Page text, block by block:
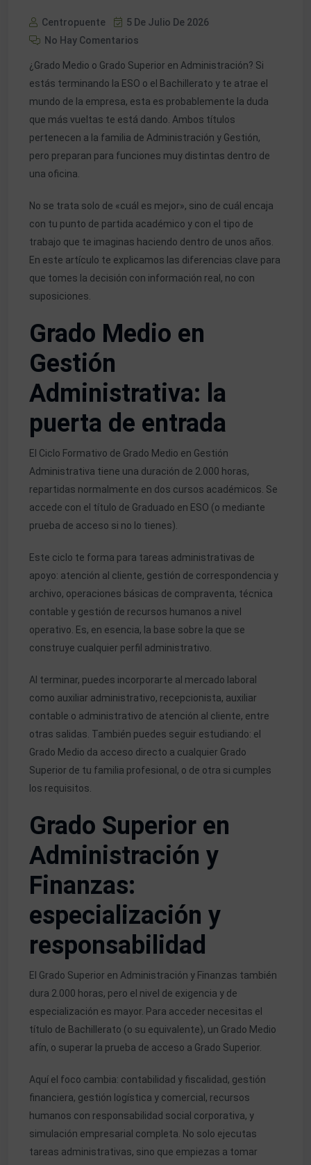
Centropuente
5 De Julio De 2026
No Hay Comentarios
¿Grado Medio o Grado Superior en Administración? Si
estás terminando la ESO o el Bachillerato y te atrae el
mundo de la empresa, esta es probablemente la duda
que más vueltas te está dando. Ambos títulos
pertenecen a la familia de Administración y Gestión,
pero preparan para funciones muy distintas dentro de
una oficina.
No se trata solo de «cuál es mejor», sino de cuál encaja
con tu punto de partida académico y con el tipo de
trabajo que te imaginas haciendo dentro de unos años.
En este artículo te explicamos las diferencias clave para
que tomes la decisión con información real, no con
suposiciones.
Grado Medio en
Gestión
Administrativa: la
puerta de entrada
El Ciclo Formativo de Grado Medio en Gestión
Administrativa tiene una duración de 2.000 horas,
repartidas normalmente en dos cursos académicos. Se
accede con el título de Graduado en ESO (o mediante
prueba de acceso si no lo tienes).
Este ciclo te forma para tareas administrativas de
apoyo: atención al cliente, gestión de correspondencia y
archivo, operaciones básicas de compraventa, técnica
contable y gestión de recursos humanos a nivel
operativo. Es, en esencia, la base sobre la que se
construye cualquier perfil administrativo.
Al terminar, puedes incorporarte al mercado laboral
como auxiliar administrativo, recepcionista, auxiliar
contable o administrativo de atención al cliente, entre
otras salidas. También puedes seguir estudiando: el
Grado Medio da acceso directo a cualquier Grado
Superior de tu familia profesional, o de otra si cumples
los requisitos.
Grado Superior en
Administración y
Finanzas:
especialización y
responsabilidad
El Grado Superior en Administración y Finanzas también
dura 2.000 horas, pero el nivel de exigencia y de
especialización es mayor. Para acceder necesitas el
título de Bachillerato (o su equivalente), un Grado Medio
afín, o superar la prueba de acceso a Grado Superior.
Aquí el foco cambia: contabilidad y fiscalidad, gestión
financiera, gestión logística y comercial, recursos
humanos con responsabilidad social corporativa, y
simulación empresarial completa. No solo ejecutas
tareas administrativas, sino que empiezas a tomar